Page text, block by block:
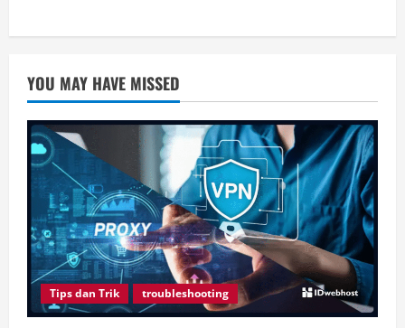
YOU MAY HAVE MISSED
Tips dan Trik troubleshooting